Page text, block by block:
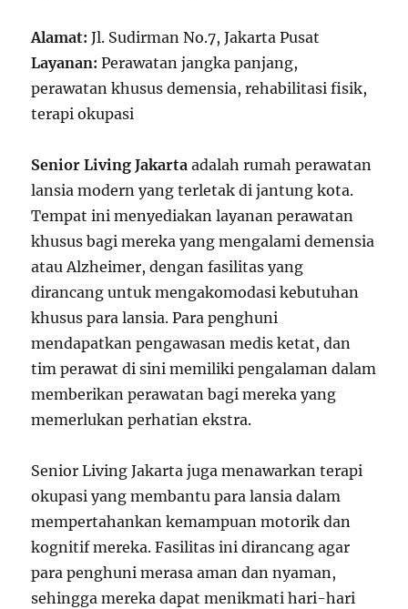
Alamat: Jl. Sudirman No.7, Jakarta Pusat
Layanan: Perawatan jangka panjang,
perawatan khusus demensia, rehabilitasi fisik,
terapi okupasi
Senior Living Jakarta adalah rumah perawatan
lansia modern yang terletak di jantung kota.
Tempat ini menyediakan layanan perawatan
khusus bagi mereka yang mengalami demensia
atau Alzheimer, dengan fasilitas yang
dirancang untuk mengakomodasi kebutuhan
khusus para lansia. Para penghuni
mendapatkan pengawasan medis ketat, dan
tim perawat di sini memiliki pengalaman dalam
memberikan perawatan bagi mereka yang
memerlukan perhatian ekstra.
Senior Living Jakarta juga menawarkan terapi
okupasi yang membantu para lansia dalam
mempertahankan kemampuan motorik dan
kognitif mereka. Fasilitas ini dirancang agar
para penghuni merasa aman dan nyaman,
sehingga mereka dapat menikmati hari-hari